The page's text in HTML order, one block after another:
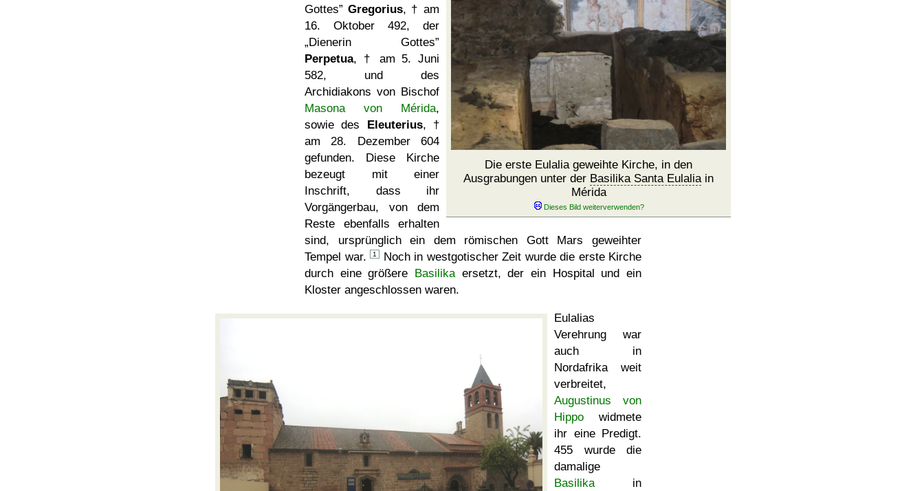
Die erste Eulalia geweihte Kirche, in den
Ausgrabungen unter der Basilika Santa Eulaliain
Mérida
Gottes
Gregorius, † am
16. Oktober 492, der
Dienerin Gottes
Perpetua, † am 5. Juni
582, und des
Archidiakons von Bischof
Masona von Mérida,
sowie des Eleuterius, †
am 28. Dezember 604
gefunden. Diese Kirche
bezeugt mit einer
Inschrift, dass ihr
Vorgängerbau, von dem
Reste ebenfalls erhalten
sind, ursprünglich ein dem römischen Gott Mars geweihter
Tempel war.
1
Noch in westgotischer Zeit wurde die erste Kirche
durch eine größere Basilikaersetzt, der ein Hospital und ein
Kloster angeschlossen waren.
Eulalias
Verehrung war
auch in
Nordafrika weit
verbreitet,
Augustinus von
Hippo widmete
ihr eine Predigt.
455 wurde die
damalige
Basilikain